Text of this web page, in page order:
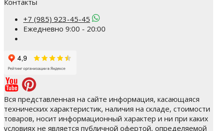
+7 (985) 923-45-45
Ежедневно 9:00 - 20:00
Вся представленная на сайте информация, касающаяся
технических характеристик, наличия на складе, стоимости
товаров, носит информационный характер и ни при каких
условиях не является публичной офертой, определяемой